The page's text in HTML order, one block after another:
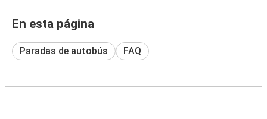
En esta página
Paradas de autobús FAQ